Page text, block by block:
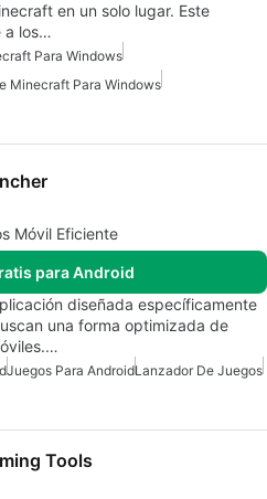
en un solo lugar. Este
a los…
Para Windows
Minecraft Para Windows
Móvil Eficiente
para Android
diseñada específicamente
una forma optimizada de
Juegos Para AndroidLanzador De Juegos
Tools